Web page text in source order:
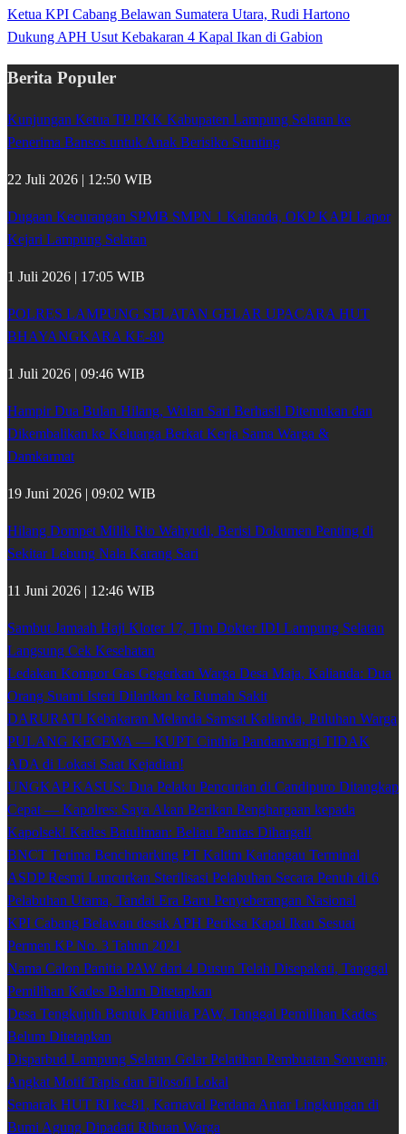
Ketua KPI Cabang Belawan Sumatera Utara, Rudi Hartono
Dukung APH Usut Kebakaran 4 Kapal Ikan di Gabion
Berita Populer
Kunjungan Ketua TP PKK Kabupaten Lampung Selatan ke
Penerima Bansos untuk Anak Berisiko Stunting
22 Juli 2026 | 12:50 WIB
Dugaan Kecurangan SPMB SMPN 1 Kalianda, OKP KAPI Lapor
Kejari Lampung Selatan
1 Juli 2026 | 17:05 WIB
POLRES LAMPUNG SELATAN GELAR UPACARA HUT
BHAYANGKARA KE-80
1 Juli 2026 | 09:46 WIB
Hampir Dua Bulan Hilang, Wulan Sari Berhasil Ditemukan dan
Dikembalikan ke Keluarga Berkat Kerja Sama Warga &
Damkarmat
19 Juni 2026 | 09:02 WIB
Hilang Dompet Milik Rio Wahyudi, Berisi Dokumen Penting di
Sekitar Lebung Nala Karang Sari
11 Juni 2026 | 12:46 WIB
Sambut Jamaah Haji Kloter 17, Tim Dokter IDI Lampung Selatan
Langsung Cek Kesehatan
Ledakan Kompor Gas Gegerkan Warga Desa Maja, Kalianda: Dua
Orang Suami Isteri Dilarikan ke Rumah Sakit
DARURAT! Kebakaran Melanda Samsat Kalianda, Puluhan Warga
PULANG KECEWA — KUPT Cinthia Pandanwangi TIDAK
ADA di Lokasi Saat Kejadian!
UNGKAP KASUS: Dua Pelaku Pencurian di Candipuro Ditangkap
Cepat — Kapolres: Saya Akan Berikan Penghargaan kepada
Kapolsek! Kades Batuliman: Beliau Pantas Dihargai!
BNCT Terima Benchmarking PT Kaltim Kariangau Terminal
ASDP Resmi Luncurkan Sterilisasi Pelabuhan Secara Penuh di 6
Pelabuhan Utama, Tandai Era Baru Penyeberangan Nasional
KPI Cabang Belawan desak APH Periksa Kapal Ikan Sesuai
Permen KP No. 3 Tahun 2021
Nama Calon Panitia PAW dari 4 Dusun Telah Disepakati, Tanggal
Pemilihan Kades Belum Ditetapkan
Desa Tengkujuh Bentuk Panitia PAW, Tanggal Pemilihan Kades
Belum Ditetapkan
Disparbud Lampung Selatan Gelar Pelatihan Pembuatan Souvenir,
Angkat Motif Tapis dan Filosofi Lokal
Semarak HUT RI ke-81, Karnaval Perdana Antar Lingkungan di
Bumi Agung Dipadati Ribuan Warga